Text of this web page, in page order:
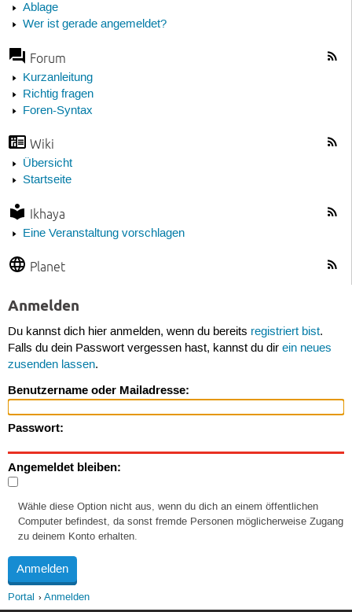
Ablage
Wer ist gerade angemeldet?
Forum
Kurzanleitung
Richtig fragen
Foren-Syntax
Wiki
Übersicht
Startseite
Ikhaya
Eine Veranstaltung vorschlagen
Planet
Anmelden
Du kannst dich hier anmelden, wenn du bereits registriert bist.
Falls du dein Passwort vergessen hast, kannst du dir ein neues
zusenden lassen.
Benutzername oder Mailadresse:
Passwort:
Angemeldet bleiben:
Wähle diese Option nicht aus, wenn du dich an einem öffentlichen
Computer befindest, da sonst fremde Personen möglicherweise Zugang
zu deinem Konto erhalten.
Portal Anmelden